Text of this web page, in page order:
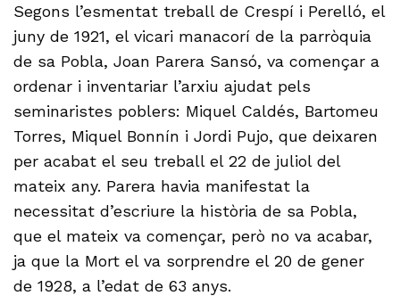
Segons l’esmentat treball de Crespí i Perelló, el
juny de 1921, el vicari manacorí de la parròquia
de sa Pobla, Joan Parera Sansó, va començar a
ordenar i inventariar l’arxiu ajudat pels
seminaristes poblers: Miquel Caldés, Bartomeu
Torres, Miquel Bonnín i Jordi Pujo, que deixaren
per acabat el seu treball el 22 de juliol del
mateix any. Parera havia manifestat la
necessitat d’escriure la història de sa Pobla,
que el mateix va començar, però no va acabar,
ja que la Mort el va sorprendre el 20 de gener
de 1928, a l’edat de 63 anys.